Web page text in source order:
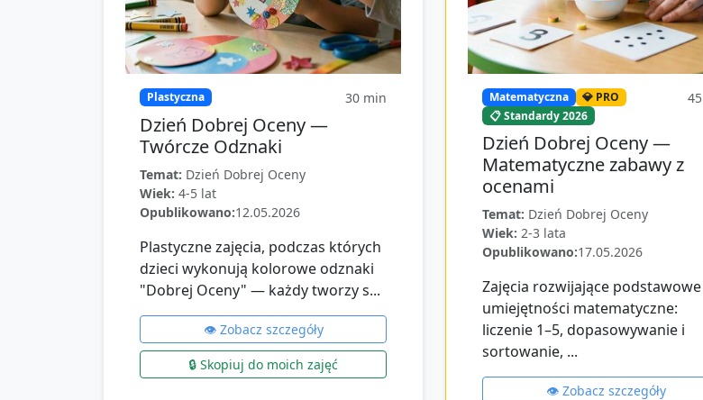
Plastyczna 30 min
Dzień Dobrej Oceny —
Twórcze Odznaki
Temat: Dzień Dobrej Oceny
Wiek: 4-5 lat
Opublikowano:12.05.2026
Plastyczne zajęcia, podczas których
dzieci wykonują kolorowe odznaki
"Dobrej Oceny" — każdy tworzy s...
👁️ Zobacz szczegóły
🔒 Skopiuj do moich zajęć
Matematyczna
💎 PRO
📋 Standardy 2026
45
Dzień Dobrej Oceny —
Matematyczne zabawy z
ocenami
Temat: Dzień Dobrej Oceny
Wiek: 2-3 lata
Opublikowano:17.05.2026
Zajęcia rozwijające podstawowe
umiejętności matematyczne:
liczenie 1–5, dopasowywanie i
sortowanie, ...
👁️ Zobacz szczegóły